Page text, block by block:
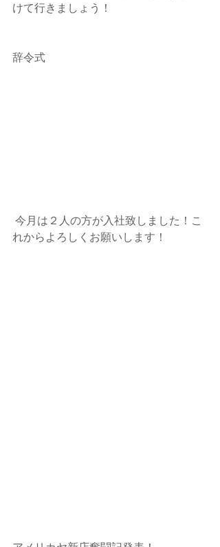
けて行きましょう！
辞令式
れからよろしくお願いします！